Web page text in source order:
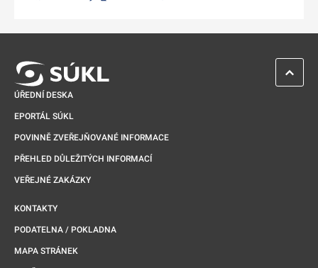
ÚŘEDNÍ DESKA
EPORTÁL SÚKL
POVINNĚ ZVEŘEJŇOVANÉ INFORMACE
PŘEHLED DŮLEŽITÝCH INFORMACÍ
VEŘEJNÉ ZAKÁZKY
KONTAKTY
PODATELNA / POKLADNA
MAPA STRÁNEK
ZPĚT